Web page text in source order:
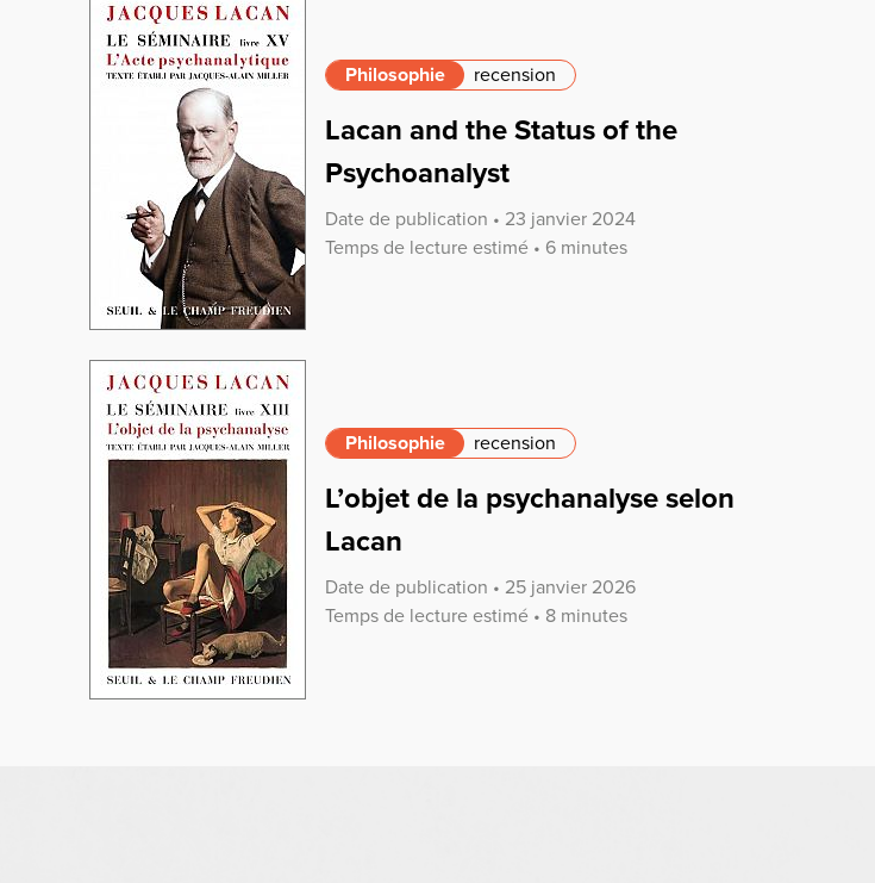
Philosophie recension
Lacan and the Status of the
Psychoanalyst
Date de publication • 23 janvier 2024
Temps de lecture estimé • 6 minutes
Philosophie recension
L’objet de la psychanalyse selon
Lacan
Date de publication • 25 janvier 2026
Temps de lecture estimé • 8 minutes